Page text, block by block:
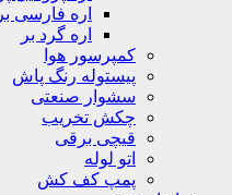
اره فارسی بر
اره گرد بر
کمپرسور هوا
پیستوله رنگ پاش
سشوار صنعتی
چکش تخریب
قیچی برقی
اتو لوله
پمپ کف کش